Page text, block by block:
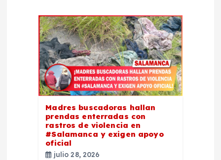
Madres buscadoras hallan
prendas enterradas con
rastros de violencia en
#Salamanca y exigen apoyo
oficial
julio 28, 2026